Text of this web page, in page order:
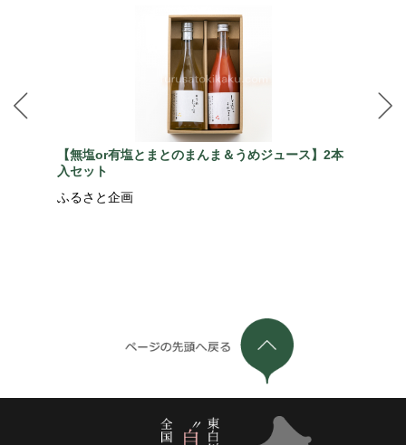
【無塩or有塩とまとのまんま＆うめジュース】2本
入セット
ふるさと企画